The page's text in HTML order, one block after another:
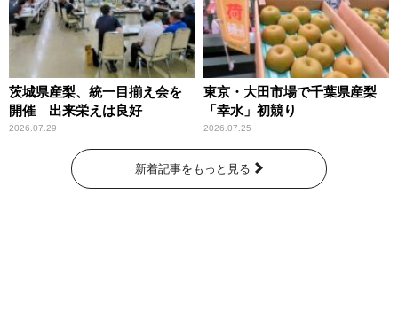
茨城県産梨、統一目揃え会を
開催 出来栄えは良好
2026.07.29
東京・大田市場で千葉県産梨
「幸水」初競り
2026.07.25
新着記事をもっと見る